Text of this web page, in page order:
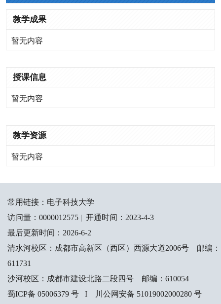
教学成果
暂无内容
授课信息
暂无内容
教学资源
暂无内容
常用链接： 电子科技大学
访问量： 0000012575| 开通时间： 2023-4-3
最后更新时间： 2026-6-2
清水河校区：成都市高新区（西区）西源大道2006号 邮编：
611731
沙河校区：成都市建设北路二段四号 邮编：610054
蜀ICP备 05006379 号 I 川公网安备 51019002000280 号